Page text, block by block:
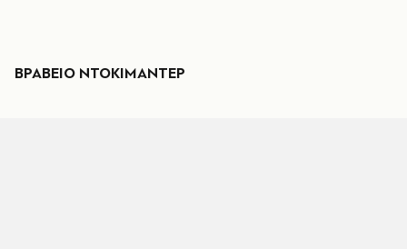
ΒΡΑΒΕΙΟ ΝΤΟΚΙΜΑΝΤΕΡ